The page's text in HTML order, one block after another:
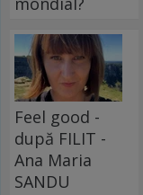
Feel good -
după FILIT -
Ana Maria
SANDU